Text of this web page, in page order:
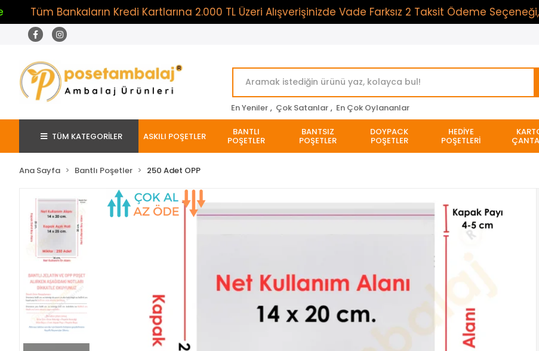
Bankaların Kredi Kartlarına 2.000 TL Üzeri Alışverişinizde Vade Farksız 2 Taksit Ödeme Seçeneği,
En Yeniler , Çok Satanlar , En Çok Oylananlar
TÜM KATEGORİLER ASKILI POŞETLER BANTLI
POŞETLER
BANTSIZ
POŞETLER
DOYPACK
POŞETLER
HEDİYE
POŞETLERİ
Ana Sayfa Bantlı Poşetler 250 Adet OPP